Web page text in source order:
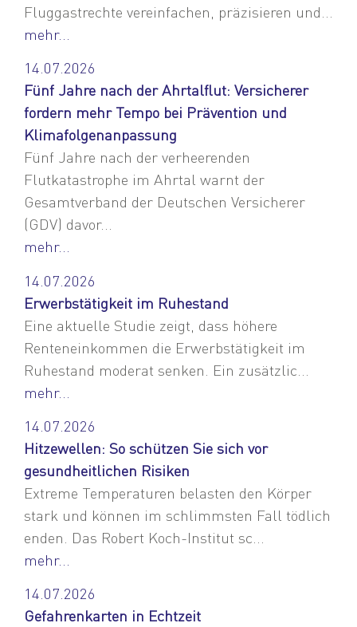
Fluggastrechte vereinfachen, präzisieren und...
mehr...
14.07.2026
Fünf Jahre nach der Ahrtalflut: Versicherer
fordern mehr Tempo bei Prävention und
Klimafolgenanpassung
Fünf Jahre nach der verheerenden
Flutkatastrophe im Ahrtal warnt der
Gesamtverband der Deutschen Versicherer
(GDV) davor...
mehr...
14.07.2026
Erwerbstätigkeit im Ruhestand
Eine aktuelle Studie zeigt, dass höhere
Renteneinkommen die Erwerbstätigkeit im
Ruhestand moderat senken. Ein zusätzlic...
mehr...
14.07.2026
Hitzewellen: So schützen Sie sich vor
gesundheitlichen Risiken
Extreme Temperaturen belasten den Körper
stark und können im schlimmsten Fall tödlich
enden. Das Robert Koch-Institut sc...
mehr...
14.07.2026
Gefahrenkarten in Echtzeit